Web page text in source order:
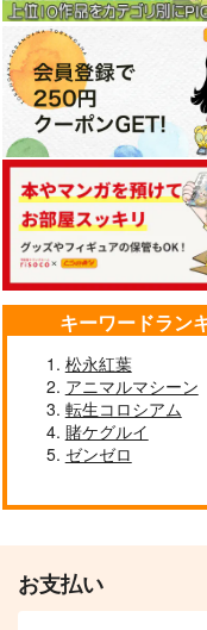
サンプル
作品詳細
ポーランド軍の装甲列
車（前編）
オペレーション・ボッ
作品詳細
キーワードラン
松永紅葉
アニマルマシーン
転生コロシアム
賭ケグルイ
ゼンゼロ
お支払い